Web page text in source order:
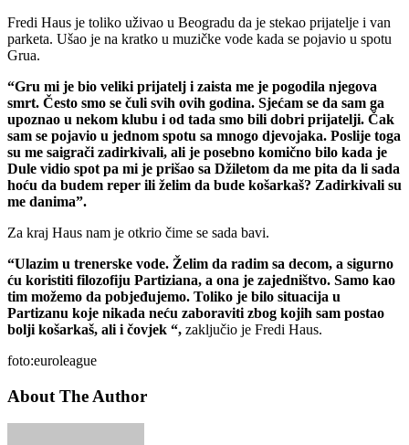
Fredi Haus je toliko uživao u Beogradu da je stekao prijatelje i van
parketa. Ušao je na kratko u muzičke vode kada se pojavio u spotu
Grua.
“Gru mi je bio veliki prijatelj i zaista me je pogodila njegova
smrt. Često smo se čuli svih ovih godina. Sjećam se da sam ga
upoznao u nekom klubu i od tada smo bili dobri prijatelji. Čak
sam se pojavio u jednom spotu sa mnogo djevojaka. Poslije toga
su me saigrači zadirkivali, ali je posebno komično bilo kada je
Dule vidio spot pa mi je prišao sa Džiletom da me pita da li sada
hoću da budem reper ili želim da bude košarkaš? Zadirkivali su
me danima”.
Za kraj Haus nam je otkrio čime se sada bavi.
“Ulazim u trenerske vode. Želim da radim sa decom, a sigurno
ću koristiti filozofiju Partiziana, a ona je zajedništvo. Samo kao
tim možemo da pobjeđujemo. Toliko je bilo situacija u
Partizanu koje nikada neću zaboraviti zbog kojih sam postao
bolji košarkaš, ali i čovjek “, zaključio je Fredi Haus.
foto:euroleague
About The Author